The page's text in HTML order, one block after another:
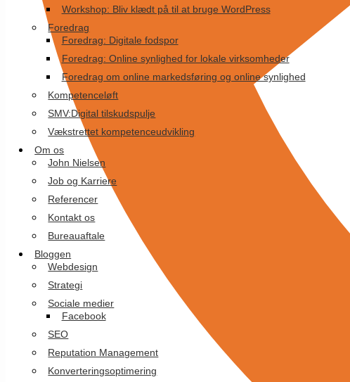
Workshop: Bliv klædt på til at bruge WordPress
Foredrag
Foredrag: Digitale fodspor
Foredrag: Online synlighed for lokale virksomheder
Foredrag om online markedsføring og online synlighed
Kompetenceløft
SMV:Digital tilskudspulje
Vækstrettet kompetenceudvikling
Om os
John Nielsen
Job og Karriere
Referencer
Kontakt os
Bureauaftale
Bloggen
Webdesign
Strategi
Sociale medier
Facebook
SEO
Reputation Management
Konverteringsoptimering